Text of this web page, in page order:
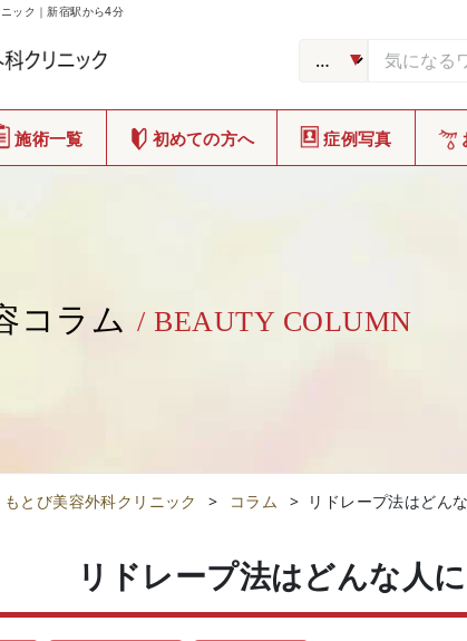
ック｜新宿駅から4分
施術一覧 初めての方へ 症例写真
コラム / BEAUTY COLUMN
もとび美容外科クリニック > コラム > リドレープ法はどん
リドレープ法はどんな人